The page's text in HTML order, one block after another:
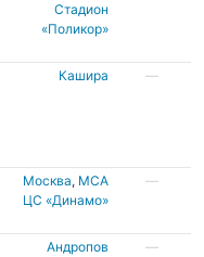
Стадион
«Поликор»
Кашира —
Москва, МСА
ЦС «Динамо»
—
Андропов —